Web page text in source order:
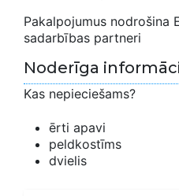
Pakalpojumus nodrošina
sadarbības partneri
Noderīga
Kas nepieciešams?
ērti apavi
peldkostīms
dvielis